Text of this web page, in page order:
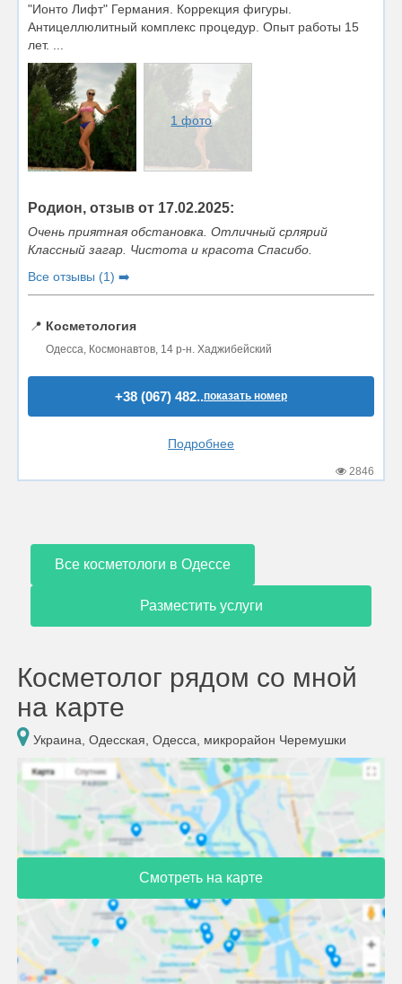
"Ионто Лифт" Германия. Коррекция фигуры.
Антицеллюлитный комплекс процедур. Опыт работы 15
лет. ...
1 фото
Родион, отзыв от 17.02.2025:
Очень приятная обстановка. Отличный срлярий
Классный загар. Чистота и красота Спасибо.
Все отзывы (1) ➡️
📍 Косметология
Одесса, Космонавтов, 14 р-н. Хаджибейский
+38 (067) 482..показать номер
Подробнее
2846
Все косметологи в Одессе
Разместить услуги
Косметолог рядом со мной
на карте
Украина, Одесская, Одесса, микрорайон Черемушки
Смотреть на карте